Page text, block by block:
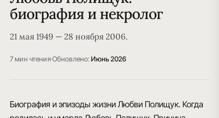
биография и некролог
21 мая 1949 — 28 ноября 2006.
7 мин чтения·Обновлено:Июнь 2026
Биография и эпизоды жизни Любви Полищук. Когда